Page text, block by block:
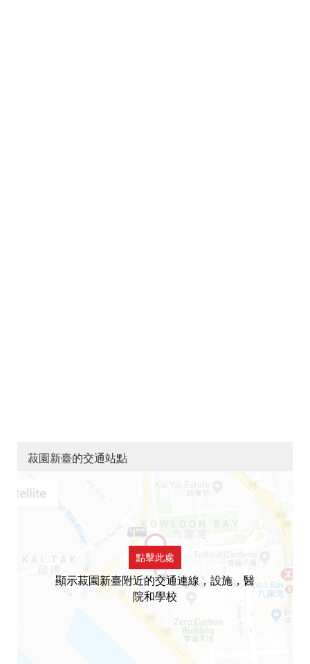
菽園新臺的交通站點
點擊此處
顯示菽園新臺附近的交通連線，設施，醫
院和學校